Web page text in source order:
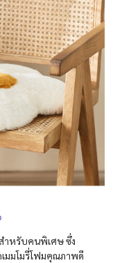
ำหรับคนพิเศษ ซึ่ง
มมโมรี่โฟมคุณภาพดี